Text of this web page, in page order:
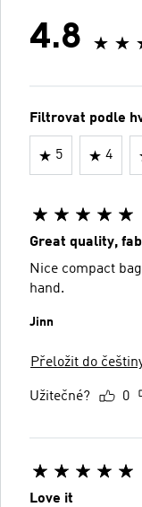
4.8
Filtrovat podle
5 4
Great quality,
Nice compact
hand.
Jinn
Přeložit do
Užitečné? 0
Love it